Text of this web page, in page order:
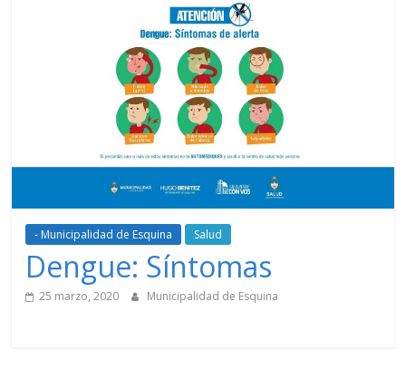
- Municipalidad de Esquina Salud
Dengue: Síntomas
25 marzo, 2020 Municipalidad de Esquina